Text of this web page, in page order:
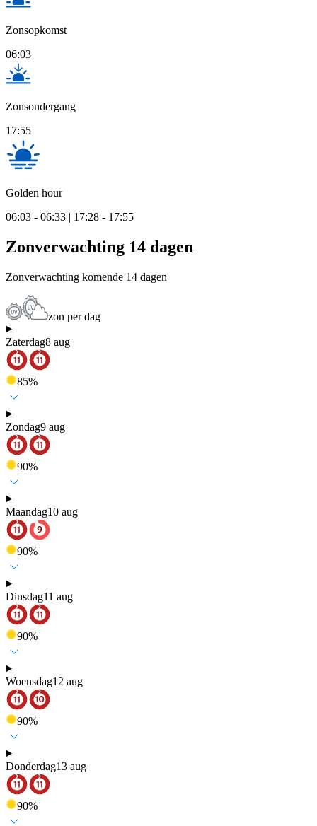
Zonsopkomst
06:03
Zonsondergang
17:55
Golden hour
06:03 - 06:33 | 17:28 - 17:55
Zonverwachting 14 dagen
Zonverwachting komende 14 dagen
zon per dag
Zaterdag8 aug
85%
Zondag9 aug
90%
Maandag10 aug
90%
Dinsdag11 aug
90%
Woensdag12 aug
90%
Donderdag13 aug
90%